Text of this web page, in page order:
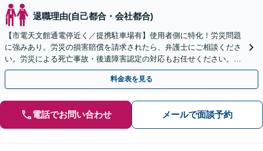
退職理由(自己都合・会社都合)
【市電天文館通電停近く／提携駐車場有】使用者側に特化！労災問題
に強みあり。労災の損害賠償を請求されたら、弁護士にご相談くださ
い。労災による死亡事故・後遺障害認定の対応もお任せください。
【休日相談可能（要予約）】
料金表を見る
電話でお問い合わせ メールで面談予約